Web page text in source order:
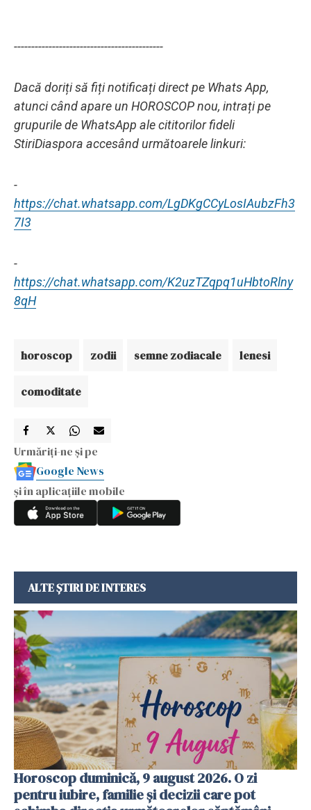
-------------------------------------------
Dacă doriți să fiți notificați direct pe Whats App,
atunci când apare un HOROSCOP nou, intrați pe
grupurile de WhatsApp ale cititorilor fideli
StiriDiaspora accesând următoarele linkuri:
-
https://chat.whatsapp.com/LgDKgCCyLosIAubzFh3
7I3
-
https://chat.whatsapp.com/K2uzTZqpq1uHbtoRlny
8qH
horoscop zodii semne zodiacale lenesi
comoditate
Urmăriți-ne și pe
Google News
și în aplicațiile mobile
ALTE ȘTIRI DE INTERES
Horoscop duminică, 9 august 2026. O zi
pentru iubire, familie și decizii care pot